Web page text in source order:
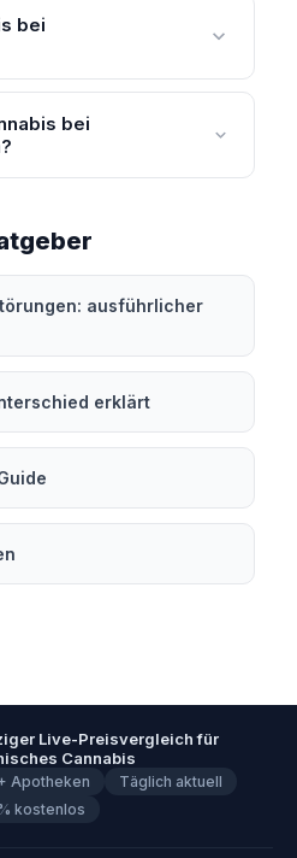
bei
bei
ausführlicher
erklärt
Live-Preisvergleich für
Cannabis
Apotheken
Täglich aktuell
kostenlos